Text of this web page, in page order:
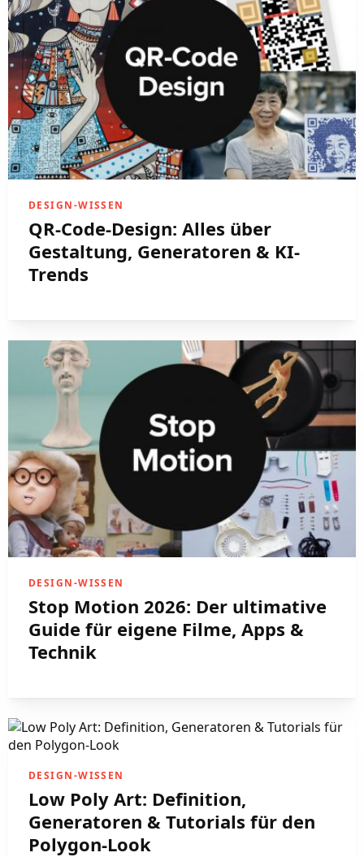
DESIGN-WISSEN
QR-Code-Design: Alles über
Gestaltung, Generatoren & KI-
Trends
DESIGN-WISSEN
Stop Motion 2026: Der ultimative
Guide für eigene Filme, Apps &
Technik
DESIGN-WISSEN
Low Poly Art: Definition,
Generatoren & Tutorials für den
Polygon-Look